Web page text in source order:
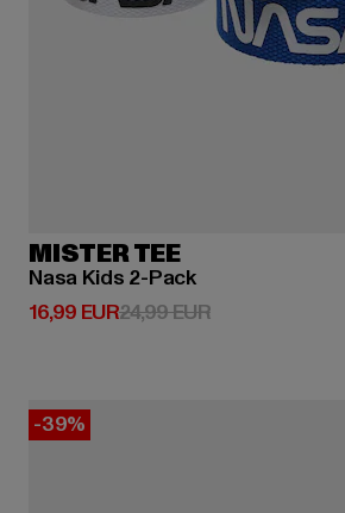
MISTER TEE
Nasa Kids 2-Pack
16,99 EUR
Derzeitiger Preis: 16,99 EUR
24,99 EURAktionspreis:
-39%